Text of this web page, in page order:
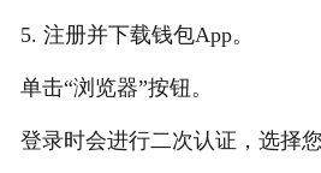
5. 注册并下载钱包App。
单击“浏览器”按钮。
登录时会进行二次认证，选择